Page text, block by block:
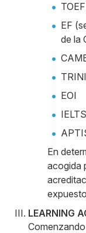
EF
de la
EOI
IELTS
En
acogida
LEARNING